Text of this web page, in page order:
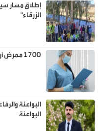
إطلاق مسار
الزرقاء"
1700 ممرض أردني يتقدمون للعمل في إيطاليا
البواعنة
البواعنة